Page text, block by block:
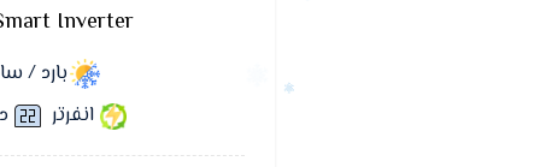
Inverter
بارد /
انفرتر